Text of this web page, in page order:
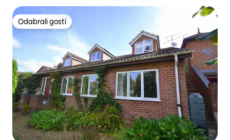
Odabrali gosti
Odabrali gosti